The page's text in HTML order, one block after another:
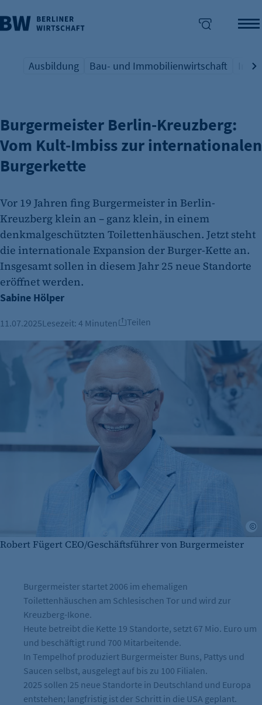
überspringen
Übersicht Schlagwort
Ausbildung
Übersicht Schlagwort
Bau- und Immobilienwirtschaft
GASTRONOMIE
Burgermeister Berlin-Kreuzberg:
Vom Kult-Imbiss zur internationalen
Burgerkette
Vor 19 Jahren fing Burgermeister in Berlin-
Kreuzberg klein an – ganz klein, in einem
denkmalgeschützten Toilettenhäuschen. Jetzt steht
die internationale Expansion der Burger-Kette an.
Insgesamt sollen in diesem Jahr 25 neue Standorte
eröffnet werden.
Sabine Hölper
11.07.2025Lesezeit: 4 Minuten Teilen
Robert Fügert CEO/Geschäftsführer von Burgermeister
Burgermeister startet 2006 im ehemaligen
Toilettenhäuschen am Schlesischen Tor und wird zur
Kreuzberg-Ikone.
Heute betreibt die Kette 19 Standorte, setzt 67 Mio. Euro um
und beschäftigt rund 700 Mitarbeitende.
In Tempelhof produziert Burgermeister Buns, Pattys und
Saucen selbst, ausgelegt auf bis zu 100 Filialen.
2025 sollen 25 neue Standorte in Deutschland und Europa
entstehen; langfristig ist der Schritt in die USA geplant.